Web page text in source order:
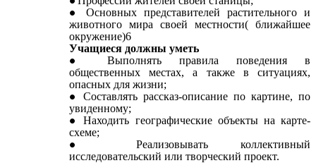
Основных представителей растительного и
животного мира своей местности( ближайшее
окружение)6
Учащиеся должны уметь
Выполнять правила поведения в
общественных местах, а также в ситуациях,
опасных для жизни;
Составлять рассказ-описание по картине, по
увиденному;
Находить географические объекты на карте-
схеме;
Реализовывать коллективный
исследовательский или творческий проект.